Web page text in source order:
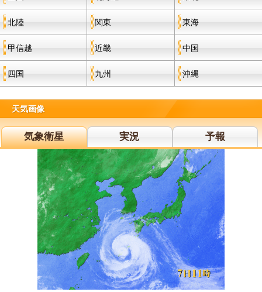
北陸 関東 東海
甲信越 近畿 中国
四国 九州 沖縄
天気画像
気象衛星 実況 予報